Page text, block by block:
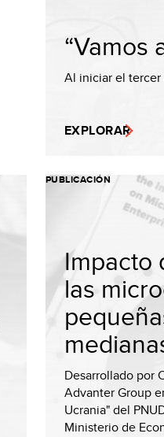
“Vamos
Al iniciar el tercer
EXPLORAR
PUBLICACIÓN
Impacto
las
Desarrollado por
Advanter Group
Ucrania" del
Ministerio de